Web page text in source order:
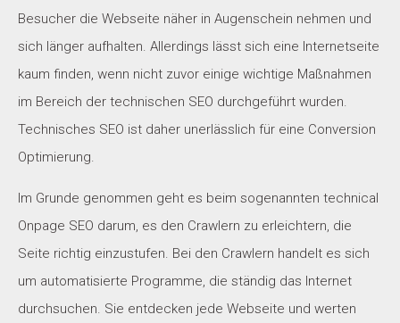
Besucher die Webseite näher in Augenschein nehmen und
sich länger aufhalten. Allerdings lässt sich eine Internetseite
kaum finden, wenn nicht zuvor einige wichtige Maßnahmen
im Bereich der technischen SEO durchgeführt wurden.
Technisches SEO ist daher unerlässlich für eine Conversion
Optimierung.
Im Grunde genommen geht es beim sogenannten technical
Onpage SEO darum, es den Crawlern zu erleichtern, die
Seite richtig einzustufen. Bei den Crawlern handelt es sich
um automatisierte Programme, die ständig das Internet
durchsuchen. Sie entdecken jede Webseite und werten